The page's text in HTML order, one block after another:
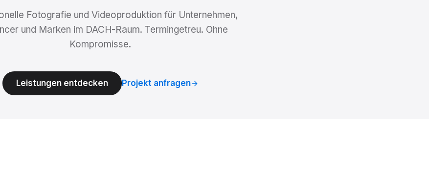
Fotografie und Videoproduktion für Unternehmen,
und Marken im DACH-Raum. Termingetreu. Ohne
Kompromisse.
Leistungen entdecken Projekt anfragen